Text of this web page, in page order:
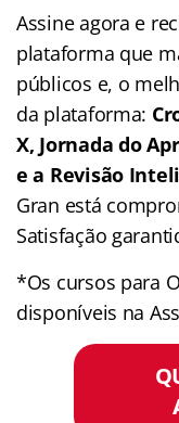
Assine agora e
plataforma que
públicos e, o
da plataforma:
X, Jornada do
e a Revisão
Gran está
Satisfação
*Os cursos para
disponíveis na